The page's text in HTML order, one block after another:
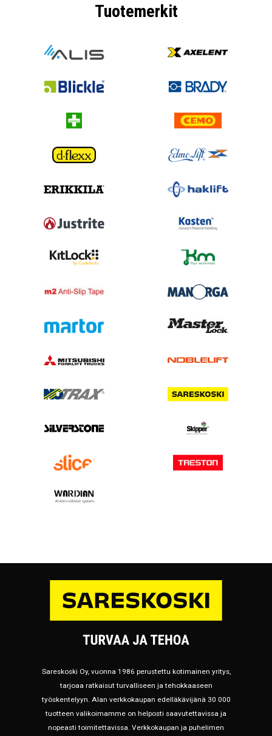
Tuotemerkit
Sareskoski Oy, vuonna 1986 perustettu kotimainen yritys,
tarjoaa ratkaisut turvalliseen ja tehokkaaseen
työskentelyyn. Alan verkkokaupan edelläkävijänä 30 000
tuotteen valikoimamme on helposti saavutettavissa ja
nopeasti toimitettavissa. Verkkokaupan ja puhelimen